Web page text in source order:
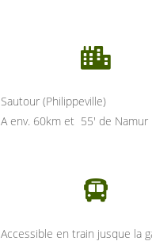
Sautour (Philippeville)
A env. 60km et 55′ de Namur
Accessible en train jusque la